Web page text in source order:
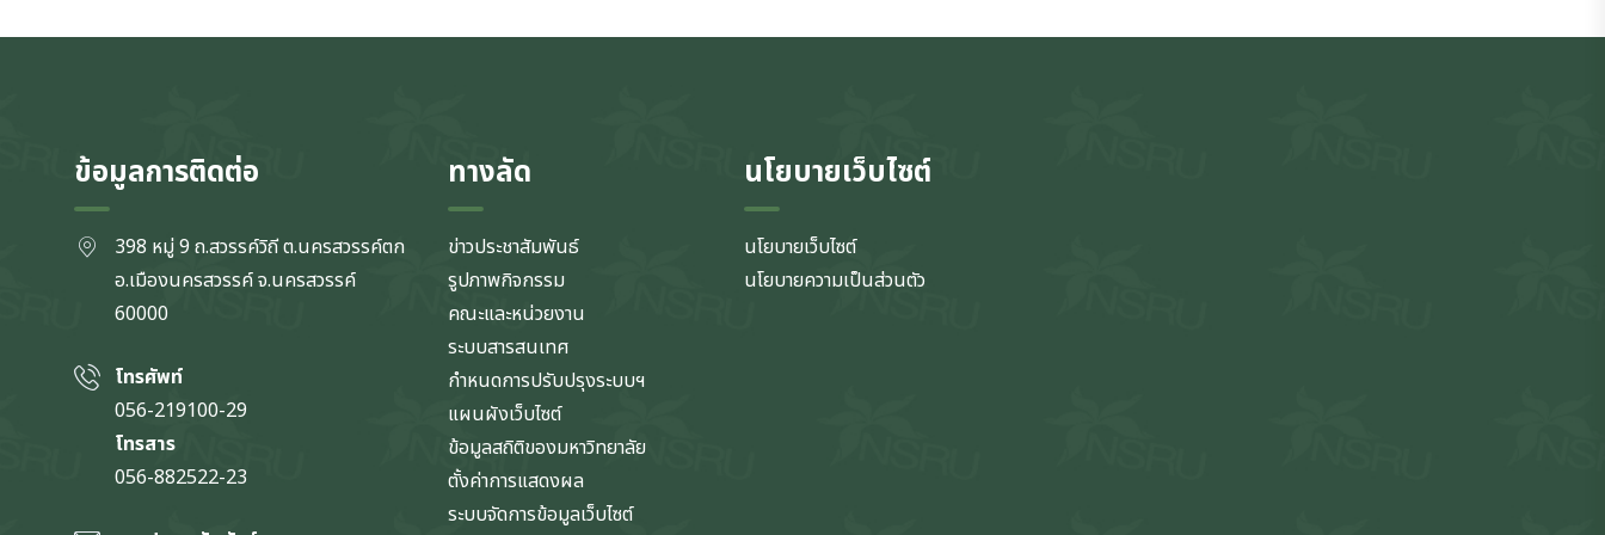
ข้อมูลการติดต่อ
398 หมู่ 9 ถ.สวรรค์วิถี ต.นครสวรรค์ตก
อ.เมืองนครสวรรค์ จ.นครสวรรค์
60000
โทรศัพท์
056-219100-29
โทรสาร
056-882522-23
ทางลัด
ข่าวประชาสัมพันธ์
รูปภาพกิจกรรม
คณะและหน่วยงาน
ระบบสารสนเทศ
กำหนดการปรับปรุงระบบฯ
แผนผังเว็บไซต์
ข้อมูลสถิติของมหาวิทยาลัย
ตั้งค่าการแสดงผล
ระบบจัดการข้อมูลเว็บไซต์
นโยบายเว็บไซต์
นโยบายเว็บไซต์
นโยบายความเป็นส่วนตัว